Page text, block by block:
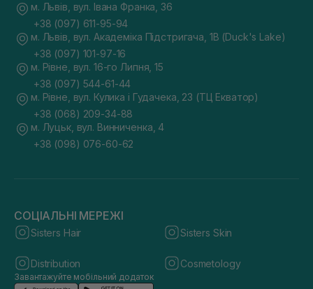
м. Львів, вул. Івана Франка, 36
+38 (097) 611-95-94
м. Львів, вул. Академіка Підстригача, 1В (Duck's Lake)
+38 (097) 101-97-16
м. Рівне, вул. 16-го Липня, 15
+38 (097) 544-61-44
м. Рівне, вул. Кулика і Гудачека, 23 (ТЦ Екватор)
+38 (068) 209-34-88
м. Луцьк, вул. Винниченка, 4
+38 (098) 076-60-62
СОЦІАЛЬНІ МЕРЕЖІ
Sisters Hair Sisters Skin
Distribution Cosmetology
Завантажуйте мобільний додаток